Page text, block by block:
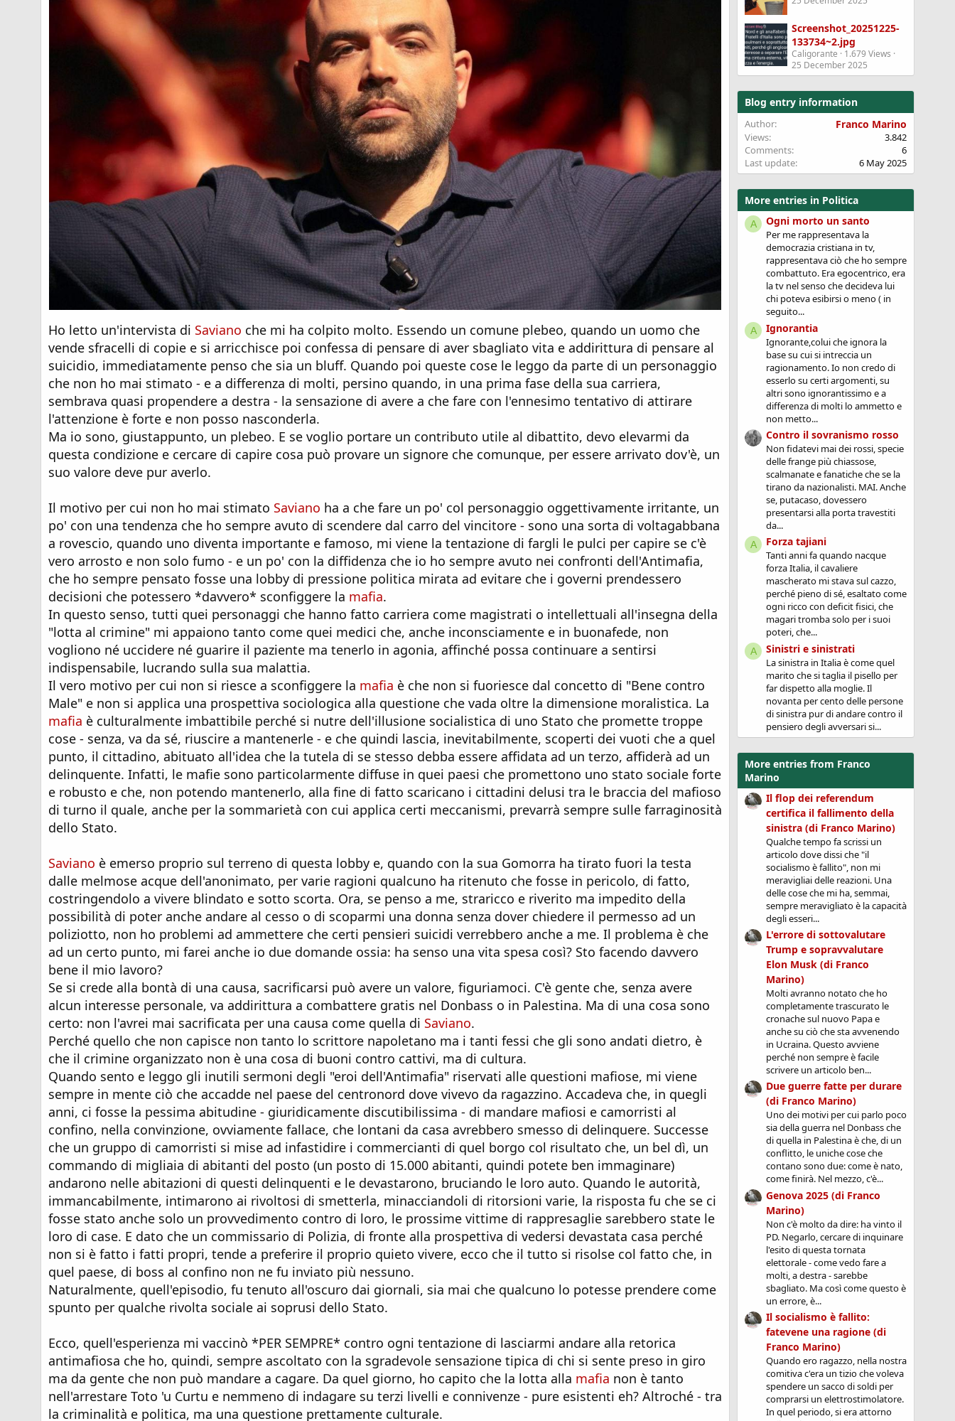
Ho letto un'intervista di Saviano che mi ha colpito molto. Essendo un comune plebeo, quando un uomo che
vende sfracelli di copie e si arricchisce poi confessa di pensare di aver sbagliato vita e addirittura di pensare al
suicidio, immediatamente penso che sia un bluff. Quando poi queste cose le leggo da parte di un personaggio
che non ho mai stimato - e a differenza di molti, persino quando, in una prima fase della sua carriera,
sembrava quasi propendere a destra - la sensazione di avere a che fare con l'ennesimo tentativo di attirare
l'attenzione è forte e non posso nasconderla.
Ma io sono, giustappunto, un plebeo. E se voglio portare un contributo utile al dibattito, devo elevarmi da
questa condizione e cercare di capire cosa può provare un signore che comunque, per essere arrivato dov'è, un
suo valore deve pur averlo.
Il motivo per cui non ho mai stimato Saviano ha a che fare un po' col personaggio oggettivamente irritante, un
po' con una tendenza che ho sempre avuto di scendere dal carro del vincitore - sono una sorta di voltagabbana
a rovescio, quando uno diventa importante e famoso, mi viene la tentazione di fargli le pulci per capire se c'è
vero arrosto e non solo fumo - e un po' con la diffidenza che io ho sempre avuto nei confronti dell'Antimafia,
che ho sempre pensato fosse una lobby di pressione politica mirata ad evitare che i governi prendessero
decisioni che potessero *davvero* sconfiggere la mafia.
In questo senso, tutti quei personaggi che hanno fatto carriera come magistrati o intellettuali all'insegna della
"lotta al crimine" mi appaiono tanto come quei medici che, anche inconsciamente e in buonafede, non
vogliono né uccidere né guarire il paziente ma tenerlo in agonia, affinché possa continuare a sentirsi
indispensabile, lucrando sulla sua malattia.
Il vero motivo per cui non si riesce a sconfiggere la mafia è che non si fuoriesce dal concetto di "Bene contro
Male" e non si applica una prospettiva sociologica alla questione che vada oltre la dimensione moralistica. La
mafia è culturalmente imbattibile perché si nutre dell'illusione socialistica di uno Stato che promette troppe
cose - senza, va da sé, riuscire a mantenerle - e che quindi lascia, inevitabilmente, scoperti dei vuoti che a quel
punto, il cittadino, abituato all'idea che la tutela di se stesso debba essere affidata ad un terzo, affiderà ad un
delinquente. Infatti, le mafie sono particolarmente diffuse in quei paesi che promettono uno stato sociale forte
e robusto e che, non potendo mantenerlo, alla fine di fatto scaricano i cittadini delusi tra le braccia del mafioso
di turno il quale, anche per la sommarietà con cui applica certi meccanismi, prevarrà sempre sulle farraginosità
dello Stato.
Saviano è emerso proprio sul terreno di questa lobby e, quando con la sua Gomorra ha tirato fuori la testa
dalle melmose acque dell'anonimato, per varie ragioni qualcuno ha ritenuto che fosse in pericolo, di fatto,
costringendolo a vivere blindato e sotto scorta. Ora, se penso a me, straricco e riverito ma impedito della
possibilità di poter anche andare al cesso o di scoparmi una donna senza dover chiedere il permesso ad un
poliziotto, non ho problemi ad ammettere che certi pensieri suicidi verrebbero anche a me. Il problema è che
ad un certo punto, mi farei anche io due domande ossia: ha senso una vita spesa così? Sto facendo davvero
bene il mio lavoro?
Se si crede alla bontà di una causa, sacrificarsi può avere un valore, figuriamoci. C'è gente che, senza avere
alcun interesse personale, va addirittura a combattere gratis nel Donbass o in Palestina. Ma di una cosa sono
certo: non l'avrei mai sacrificata per una causa come quella di Saviano.
Perché quello che non capisce non tanto lo scrittore napoletano ma i tanti fessi che gli sono andati dietro, è
che il crimine organizzato non è una cosa di buoni contro cattivi, ma di cultura.
Quando sento e leggo gli inutili sermoni degli "eroi dell'Antimafia" riservati alle questioni mafiose, mi viene
sempre in mente ciò che accadde nel paese del centronord dove vivevo da ragazzino. Accadeva che, in quegli
anni, ci fosse la pessima abitudine - giuridicamente discutibilissima - di mandare mafiosi e camorristi al
confino, nella convinzione, ovviamente fallace, che lontani da casa avrebbero smesso di delinquere. Successe
che un gruppo di camorristi si mise ad infastidire i commercianti di quel borgo col risultato che, un bel dì, un
commando di migliaia di abitanti del posto (un posto di 15.000 abitanti, quindi potete ben immaginare)
andarono nelle abitazioni di questi delinquenti e le devastarono, bruciando le loro auto. Quando le autorità,
immancabilmente, intimarono ai rivoltosi di smetterla, minacciandoli di ritorsioni varie, la risposta fu che se ci
fosse stato anche solo un provvedimento contro di loro, le prossime vittime di rappresaglie sarebbero state le
loro di case. E dato che un commissario di Polizia, di fronte alla prospettiva di vedersi devastata casa perché
non si è fatto i fatti propri, tende a preferire il proprio quieto vivere, ecco che il tutto si risolse col fatto che, in
quel paese, di boss al confino non ne fu inviato più nessuno.
Naturalmente, quell'episodio, fu tenuto all'oscuro dai giornali, sia mai che qualcuno lo potesse prendere come
spunto per qualche rivolta sociale ai soprusi dello Stato.
Ecco, quell'esperienza mi vaccinò *PER SEMPRE* contro ogni tentazione di lasciarmi andare alla retorica
antimafiosa che ho, quindi, sempre ascoltato con la sgradevole sensazione tipica di chi si sente preso in giro
ma da gente che non può mandare a cagare. Da quel giorno, ho capito che la lotta alla mafia non è tanto
nell'arrestare Toto 'u Curtu e nemmeno di indagare su terzi livelli e connivenze - pure esistenti eh? Altroché - tra
la criminalità e politica, ma una questione prettamente culturale.
Screenshot_20251225-
133734~2.jpg
Caligorante
1.679 Views
25 December 2025
Blog entry information
Author Franco Marino
Views
3.842
Comments
6
Last update
6 May 2025
More entries in Politica
A Ogni morto un santo
Per me rappresentava la
democrazia cristiana in tv,
rappresentava ciò che ho sempre
combattuto. Era egocentrico, era
la tv nel senso che decideva lui
chi poteva esibirsi o meno ( in
seguito...
A Ignorantia
Ignorante,colui che ignora la
base su cui si intreccia un
ragionamento. Io non credo di
esserlo su certi argomenti, su
altri sono ignorantissimo e a
differenza di molti lo ammetto e
non metto...
Contro il sovranismo rosso
Non fidatevi mai dei rossi, specie
delle frange più chiassose,
scalmanate e fanatiche che se la
tirano da nazionalisti. MAI. Anche
se, putacaso, dovessero
presentarsi alla porta travestiti
da...
A Forza tajiani
Tanti anni fa quando nacque
forza Italia, il cavaliere
mascherato mi stava sul cazzo,
perché pieno di sé, esaltato come
ogni ricco con deficit fisici, che
magari tromba solo per i suoi
poteri, che...
A Sinistri e sinistrati
La sinistra in Italia è come quel
marito che si taglia il pisello per
far dispetto alla moglie. Il
novanta per cento delle persone
di sinistra pur di andare contro il
pensiero degli avversari si...
More entries from Franco
Marino
Il flop dei referendum
certifica il fallimento della
sinistra (di Franco Marino)
Qualche tempo fa scrissi un
articolo dove dissi che "il
socialismo è fallito", non mi
meravigliai delle reazioni. Una
delle cose che mi ha, semmai,
sempre meravigliato è la capacità
degli esseri...
L'errore di sottovalutare
Trump e sopravvalutare
Elon Musk (di Franco
Marino)
Molti avranno notato che ho
completamente trascurato le
cronache sul nuovo Papa e
anche su ciò che sta avvenendo
in Ucraina. Questo avviene
perché non sempre è facile
scrivere un articolo ben...
Due guerre fatte per durare
(di Franco Marino)
Uno dei motivi per cui parlo poco
sia della guerra nel Donbass che
di quella in Palestina è che, di un
conflitto, le uniche cose che
contano sono due: come è nato,
come finirà. Nel mezzo, c'è...
Genova 2025 (di Franco
Marino)
Non c'è molto da dire: ha vinto il
PD. Negarlo, cercare di inquinare
l'esito di questa tornata
elettorale - come vedo fare a
molti, a destra - sarebbe
sbagliato. Ma così come questo è
un errore, è...
Il socialismo è fallito:
fatevene una ragione (di
Franco Marino)
Quando ero ragazzo, nella nostra
comitiva c'era un tizio che voleva
spendere un sacco di soldi per
comprarsi un elettrostimolatore.
In quel periodo, si era attorno